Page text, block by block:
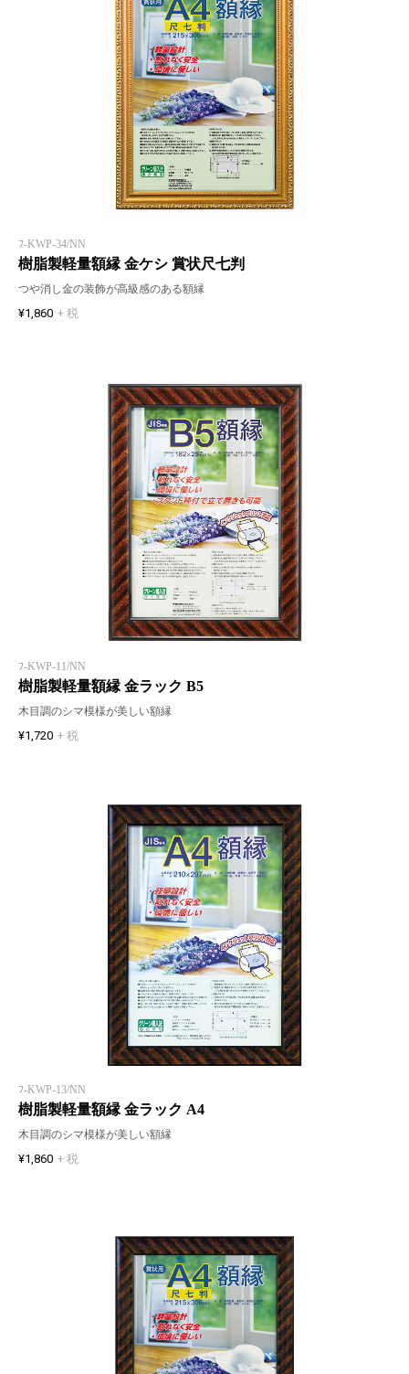
ﾌ-KWP-34/NN
樹脂製軽量額縁 金ケシ 賞状尺七判
つや消し金の装飾が高級感のある額縁
¥1,860 + 税
ﾌ-KWP-11/NN
樹脂製軽量額縁 金ラック B5
木目調のシマ模様が美しい額縁
¥1,720 + 税
ﾌ-KWP-13/NN
樹脂製軽量額縁 金ラック A4
木目調のシマ模様が美しい額縁
¥1,860 + 税